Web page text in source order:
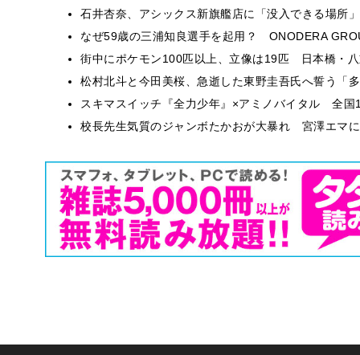
石井杏奈、アシックス新旗艦店に「没入できる場所
なぜ59歳の三浦知良選手を起用？ ONODERA
街中にポケモン100匹以上、立像は19匹 日本橋・
松村北斗と今田美桜、急逝した東野圭吾氏へ誓う「
スキマスイッチ『全力少年』×アミノバイタル 全国
校長先生気質のジャンボたかおが大暴れ 宮澤エマ